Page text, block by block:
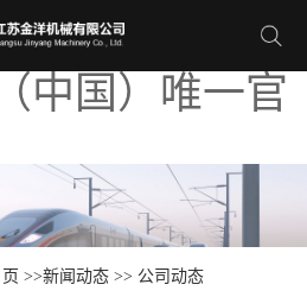
中国）唯一官
>>新闻动态 >> 公司动态